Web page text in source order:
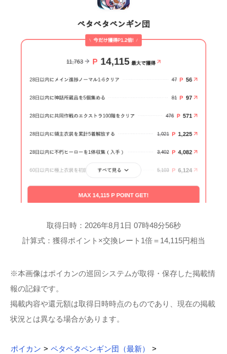
取得日時：2026年8月1日 07時48分56秒
計算式：獲得ポイント×交換レート1倍＝14,115円相当
※本画像はポイカンの巡回システムが取得・保存した掲載情
報の記録です。
掲載内容や還元額は取得日時時点のものであり、現在の掲載
状況とは異なる場合があります。
ポイカン > ペタペタペンギン団（最新）
>